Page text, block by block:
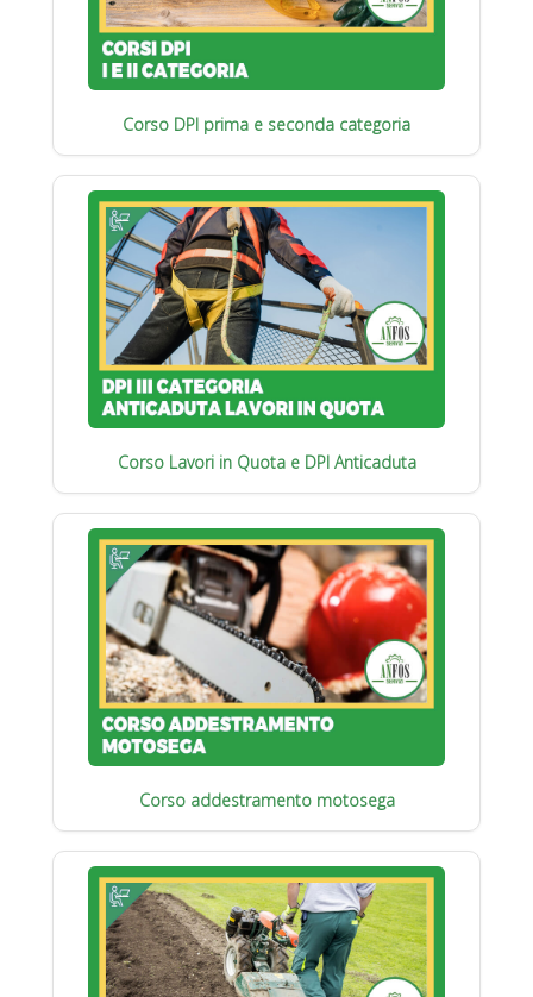
Corso DPI prima e seconda categoria
Corso Lavori in Quota e DPI Anticaduta
Corso addestramento motosega